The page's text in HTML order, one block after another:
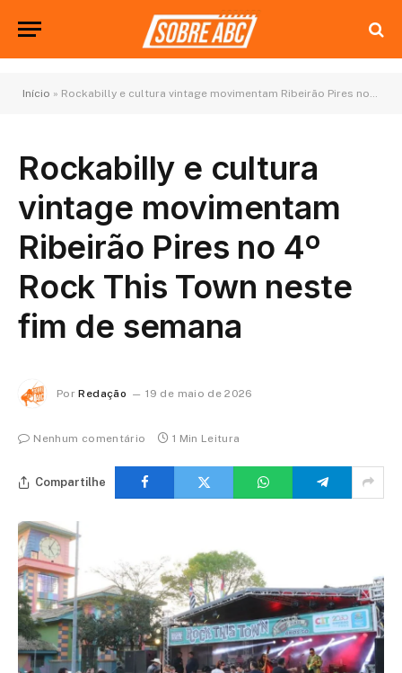
Início » Rockabilly e cultura vintage movimentam Ribeirão Pires no 4º Rock This Town neste fim de semana
Rockabilly e cultura
vintage movimentam
Ribeirão Pires no 4º
Rock This Town neste
fim de semana
Por Redação 19 de maio de 2026
Nenhum comentário 1 Min Leitura
Compartilhe